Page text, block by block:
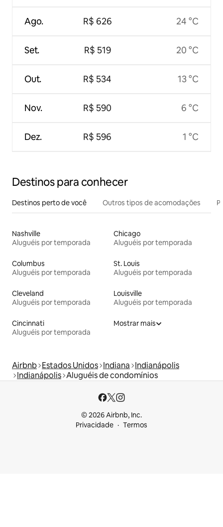
Ago.
Set.
Out.
Nov.
Dez.
R$ 626
R$ 519
R$ 534
R$ 590
R$ 596
24 °C
20 °C
13 °C
6 °C
1 °C
Destinos para conhecer
Destinos perto de você Outros tipos de acomodações
Nashville
Aluguéis por temporada
Chicago
Aluguéis por temporada
Columbus
Aluguéis por temporada
St. Louis
Aluguéis por temporada
Cleveland
Aluguéis por temporada
Louisville
Aluguéis por temporada
Cincinnati
Aluguéis por temporada
Mostrar mais
Airbnb Estados Unidos Indiana Indianápolis
Indianápolis Aluguéis de condomínios
© 2026 Airbnb, Inc.
Privacidade
Termos